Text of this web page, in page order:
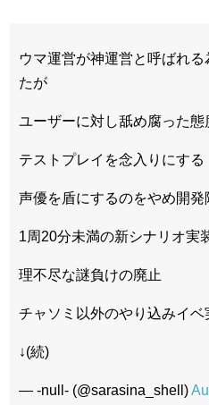
ウマ運営が神運営と呼ばれ
たが
ユーザーに対し舐め腐った
テストプレイを念入りにする
声優を盾にするのをやめ開
1周20分未満の新シナリオ実
理不尽な謎負けの廃止
チャソミ以外のやり込みイベ
↓(続)
— ‐null‐ (@sarasina_shell)